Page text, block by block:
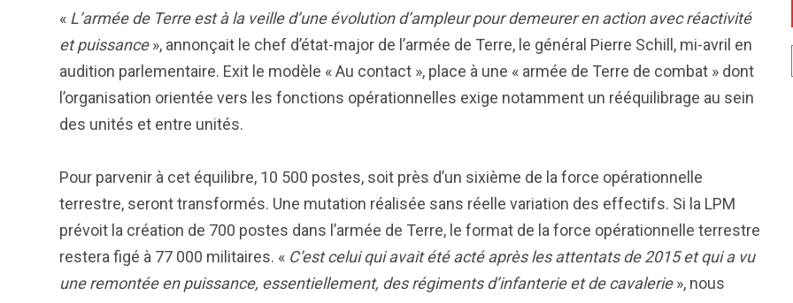
« L’armée de Terre est à la veille d’une évolution d’ampleur pour demeurer en action avec réactivité
et puissance», annonçait le chef d’état-major de l’armée de Terre, le général Pierre Schill, mi-avril en
audition parlementaire. Exit le modèle « Au contact », place à une « armée de Terre de combat » dont
l’organisation orientée vers les fonctions opérationnelles exige notamment un rééquilibrage au sein
des unités et entre unités.
Pour parvenir à cet équilibre, 10 500 postes, soit près d’un sixième de la force opérationnelle
terrestre, seront transformés. Une mutation réalisée sans réelle variation des effectifs. Si la LPM
prévoit la création de 700 postes dans l’armée de Terre, le format de la force opérationnelle terrestre
restera figé à 77 000 militaires. « C’est celui qui avait été acté après les attentats de 2015 et qui a vu
une remontée en puissance, essentiellement, des régiments d’infanterie et de cavalerie», nous